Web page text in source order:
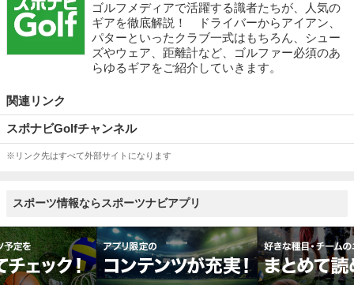
ゴルフメディアで活躍する識者たちが、人気の
ギアを徹底解説！ ドライバーからアイアン、
パターといったクラブ一式はもちろん、シュー
ズやウェア、距離計など、ゴルファー必須のあ
らゆるギアをご紹介していきます。
関連リンク
スポナビGolfチャンネル
※リンク先はすべて外部サイトになります
スポーツ情報ならスポーツナビアプリ